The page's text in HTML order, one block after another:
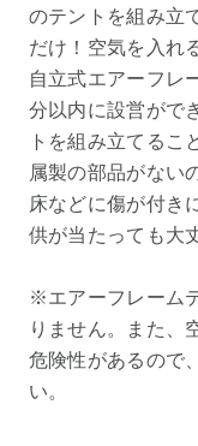
のテントを組み立
だけ！空気を入れ
自立式エアーフレ
分以内に設営がで
トを組み立てるこ
属製の部品がない
床などに傷が付き
供が当たっても大
※エアーフレーム
りません。また、
危険性があるので
い。